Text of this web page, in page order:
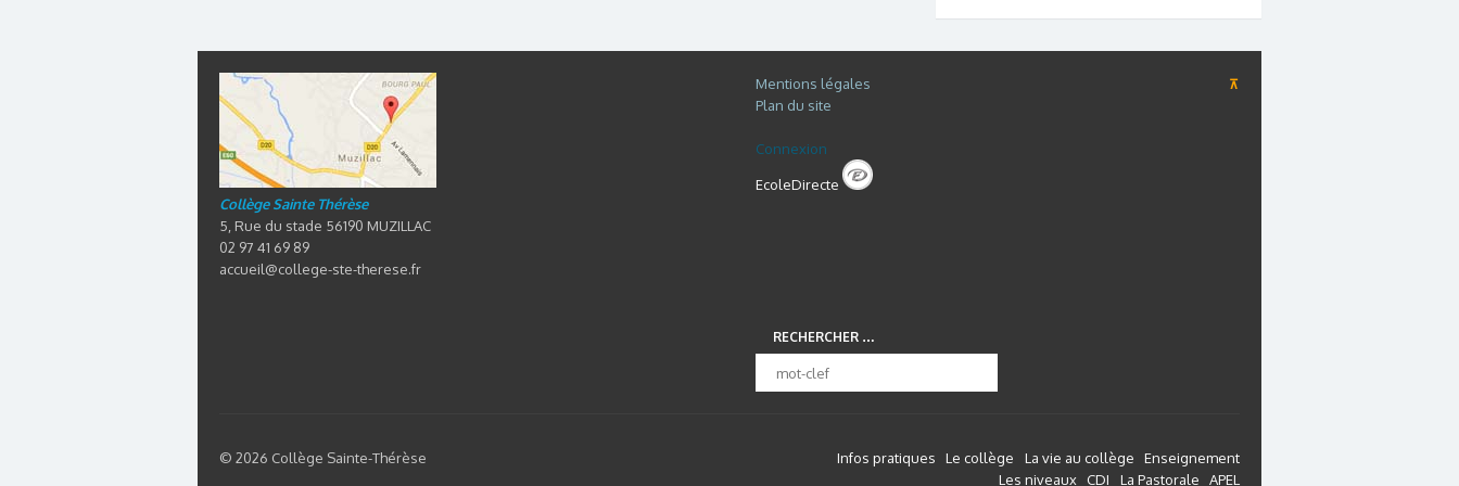
Collège Sainte Thérèse
5, Rue du stade 56190 MUZILLAC
02 97 41 69 89
accueil@college-ste-therese.fr
Mentions légales ⊼
Plan du site
Connexion
EcoleDirecte
RECHERCHER …
© 2026 Collège Sainte-Thérèse Infos pratiques Le collège La vie au collège
Enseignement
Les niveaux CDI La Pastorale APEL